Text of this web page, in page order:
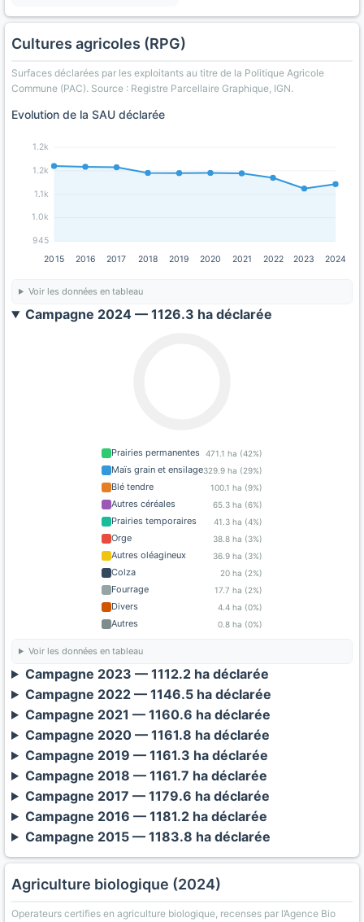
Cultures agricoles (RPG)
Surfaces déclarées par les exploitants au titre de la Politique Agricole
Commune (PAC). Source : Registre Parcellaire Graphique, IGN.
Evolution de la SAU déclarée
945
1.0k
1.1k
1.2k
1.2k
2015 2016 2017 2018 2019 2020 2021 2022 2023 2024
Voir les données en tableau
Campagne 2024 — 1126.3 ha déclarée
Prairies permanentes 471.1 ha (42%)
Maïs grain et ensilage329.9 ha (29%)
Blé tendre 100.1 ha (9%)
Autres céréales 65.3 ha (6%)
Prairies temporaires 41.3 ha (4%)
Orge 38.8 ha (3%)
Autres oléagineux 36.9 ha (3%)
Colza 20 ha (2%)
Fourrage 17.7 ha (2%)
Divers 4.4 ha (0%)
Autres 0.8 ha (0%)
Voir les données en tableau
Campagne 2023 — 1112.2 ha déclarée
Campagne 2022 — 1146.5 ha déclarée
Campagne 2021 — 1160.6 ha déclarée
Campagne 2020 — 1161.8 ha déclarée
Campagne 2019 — 1161.3 ha déclarée
Campagne 2018 — 1161.7 ha déclarée
Campagne 2017 — 1179.6 ha déclarée
Campagne 2016 — 1181.2 ha déclarée
Campagne 2015 — 1183.8 ha déclarée
Agriculture biologique (2024)
Operateurs certifies en agriculture biologique, recenses par l’Agence Bio